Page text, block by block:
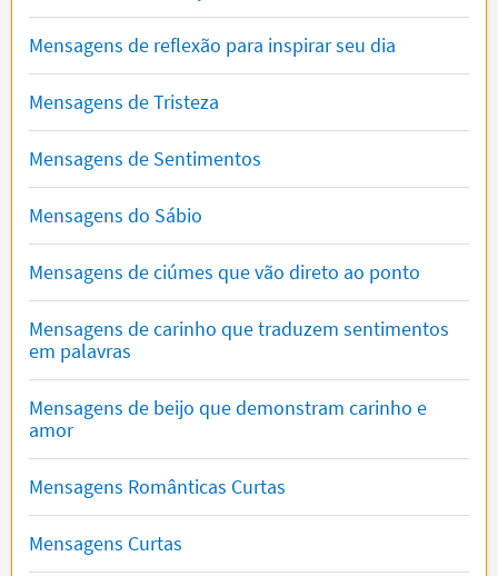
Mensagens de reflexão para inspirar seu dia
Mensagens de Tristeza
Mensagens de Sentimentos
Mensagens do Sábio
Mensagens de ciúmes que vão direto ao ponto
Mensagens de carinho que traduzem sentimentos
em palavras
Mensagens de beijo que demonstram carinho e
amor
Mensagens Românticas Curtas
Mensagens Curtas